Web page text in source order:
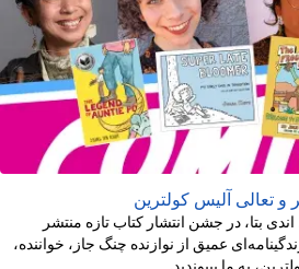
و تعالی آلیس کولترین
اندی بتا، در جشن انتشار کتاب تازه منتشر
عمیق از نوازنده چنگ جاز، خواننده،